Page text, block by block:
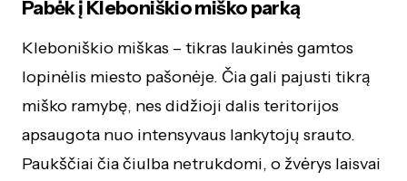
Pabėk į Kleboniškio miško parką
Kleboniškio miškas – tikras laukinės gamtos
lopinėlis miesto pašonėje. Čia gali pajusti tikrą
miško ramybę, nes didžioji dalis teritorijos
apsaugota nuo intensyvaus lankytojų srauto.
Paukščiai čia čiulba netrukdomi, o žvėrys laisvai